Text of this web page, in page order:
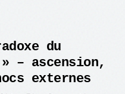
du
– ascension,
externes